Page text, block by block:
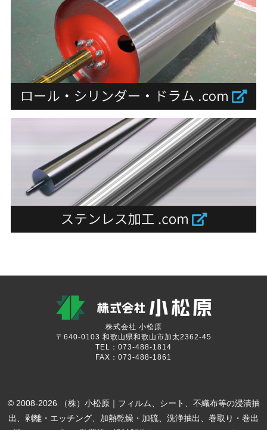
株式会社 小松原
〒640-0103 和歌山県和歌山市加太2362-45
TEL：073-488-1814
FAX：073-488-1861
© 2008-2026 （株）小松原｜フィルム、シート、不織布等の浸漬抽
出、剥離・エッチング、加熱乾燥・加硫、洗浄抽出、巻取り・巻出